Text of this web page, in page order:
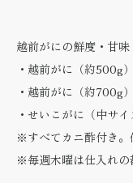
越前がにの鮮度・甘
・越前がに（約500g
・越前がに（約700g
・せいこがに（中サ
※すべてカニ酢付き。
※毎週木曜は仕入れの